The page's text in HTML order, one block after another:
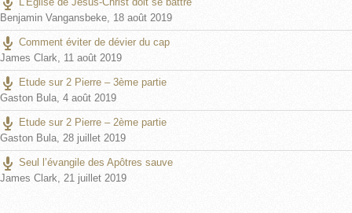
Benjamin Vangansbeke, 18 août 2019
Comment éviter de dévier du cap
James Clark, 11 août 2019
Etude sur 2 Pierre – 3ème partie
Gaston Bula, 4 août 2019
Etude sur 2 Pierre – 2ème partie
Gaston Bula, 28 juillet 2019
Seul l’évangile des Apôtres sauve
James Clark, 21 juillet 2019